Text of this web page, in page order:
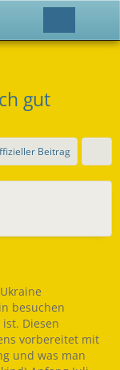
gut
Beitrag
besuchen
Diesen
vorbereitet mit
und was man